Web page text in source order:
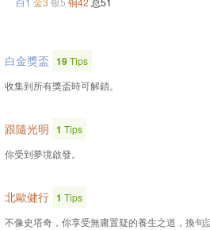
白金獎盃 19Tips
收集到所有獎盃時可解鎖。
跟隨光明 1 Tips
你受到夢境啟發。
北歐健行 1 Tips
不像史塔奇，你享受無庸置疑的養生之道，換句